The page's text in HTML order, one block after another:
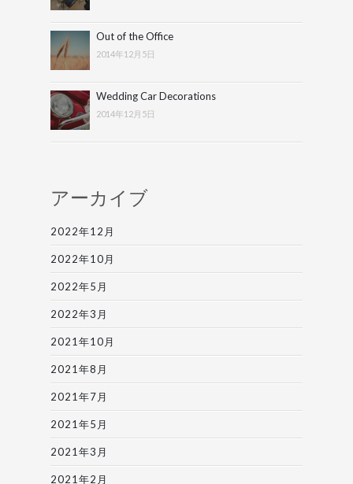
Out of the Office
2014年12月5日
Wedding Car Decorations
2014年12月5日
アーカイブ
2022年12月
2022年10月
2022年5月
2022年3月
2021年10月
2021年8月
2021年7月
2021年5月
2021年3月
2021年2月